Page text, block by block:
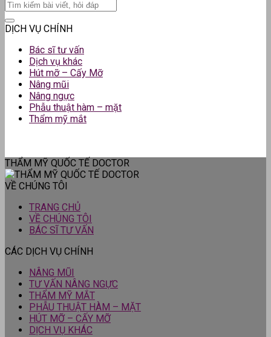
DỊCH VỤ CHÍNH
Bác sĩ tư vấn
Dịch vụ khác
Hút mỡ – Cấy Mỡ
Nâng mũi
Nâng ngực
Phẫu thuật hàm – mặt
Thẩm mỹ mắt
THẨM MỸ QUỐC TẾ DOCTOR
VỀ CHÚNG TÔI
TRANG CHỦ
VỀ CHÚNG TÔI
BÁC SĨ TƯ VẤN
CÁC DỊCH VỤ CHÍNH
NÂNG MŨI
TƯ VẤN NÂNG NGỰC
THẨM MỸ MẮT
PHẪU THUẬT HÀM – MẶT
HÚT MỠ – CẤY MỠ
DỊCH VỤ KHÁC